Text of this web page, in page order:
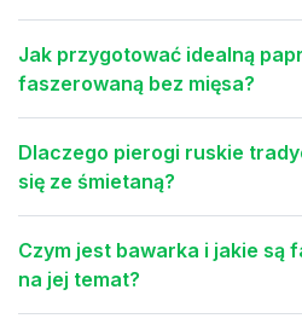
Jak przygotować idealną
faszerowaną bez mięsa?
Dlaczego pierogi ruskie
się ze śmietaną?
Czym jest bawarka i jakie są
na jej temat?